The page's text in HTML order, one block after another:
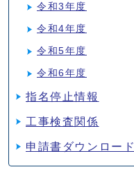
令和3年度
令和4年度
令和5年度
令和6年度
指名停止情報
工事検査関係
申請書ダウンロード